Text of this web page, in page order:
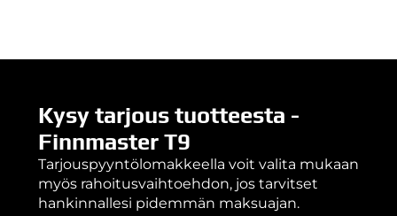
Kysy tarjous tuotteesta -
Finnmaster T9
Tarjouspyyntölomakkeella voit valita mukaan
myös rahoitusvaihtoehdon, jos tarvitset
hankinnallesi pidemmän maksuajan.